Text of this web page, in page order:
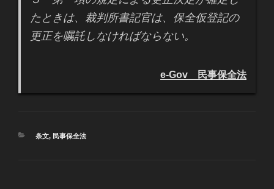
たときは、裁判所書記官は、保全仮登記の
更正を嘱託しなければならない。
e-Gov 民事保全法
カ
条文, 民事保全法